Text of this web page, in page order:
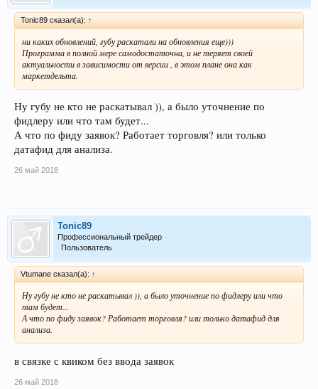
Tonic89 сказал(а): ↑
ни каких обновлений, губу раскатали на обновления еще)))
Программа в полной мере самодостаточна, и не теряет своей
актуальности в зависимости от версии , в этом плане она как
маркетдельта.
Ну губу не кто не раскатывал )), а было уточнение по
фидлеру или что там будет...
А что по фиду заявок? Работает торговля? или только
датафид для анализа.
26 май 2018
Tonic89
Профессиональный трейдер
Пользователь
Vtumane сказал(а): ↑
Ну губу не кто не раскатывал )), а было уточнение по фидлеру или что
там будет...
А что по фиду заявок? Работает торговля? или только датафид для
анализа.
в связке с квиком без ввода заявок
26 май 2018